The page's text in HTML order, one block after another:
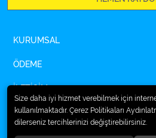
KURUMSAL
ÖDEME
İLETİŞİM
© 2026Ampulsan®. Tüm
Size daha iyi hizmet verebilmek için
kullanılmaktadır. Çerez Politikaları
dilerseniz tercihlerinizi değiştirebilirsiniz.